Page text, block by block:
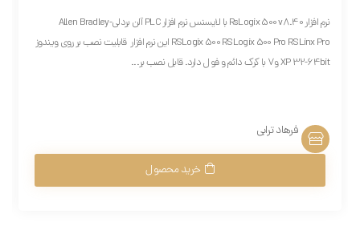
نرم افزار RsLogix 500 v8.40 با لایسنس نرم افزار PLC آلن بردلی-Allen Bradley
RSLogix 500 RSLogix 500 Pro RSLinx Pro این نرم افزار قابلیت نصب بر روی ویندوز
XP 32-64bit و7 با کرک دائم و فول دارد. قابل نصب بر...
فرهاد ترابی
خرید محصول